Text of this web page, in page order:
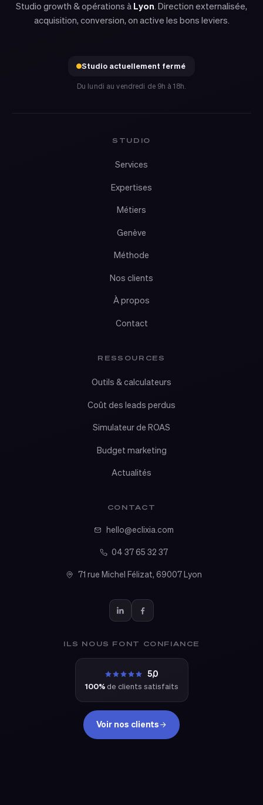
Studio growth & opérations à Lyon. Direction externalisée,
acquisition, conversion, on active les bons leviers.
Studio actuellement fermé
Du lundi au vendredi de 9h à 18h.
STUDIO
Services
Expertises
Métiers
Genève
Méthode
Nos clients
À propos
Contact
RESSOURCES
Outils & calculateurs
Coût des leads perdus
Simulateur de ROAS
Budget marketing
Actualités
CONTACT
hello@eclixia.com
04 37 65 32 37
71 rue Michel Félizat, 69007 Lyon
ILS NOUS FONT CONFIANCE
5,0
100% de clients satisfaits
Voir nos clients